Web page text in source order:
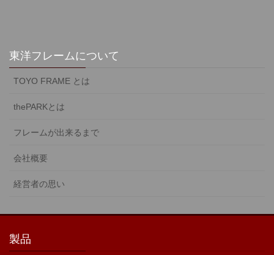
東洋フレームについて
TOYO FRAME とは
thePARKとは
フレームが出来るまで
会社概要
経営者の思い
製品